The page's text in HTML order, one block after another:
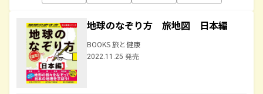
地球のなぞり方 旅地図 日本編
BOOKS 旅と健康
2022.11.25 発売